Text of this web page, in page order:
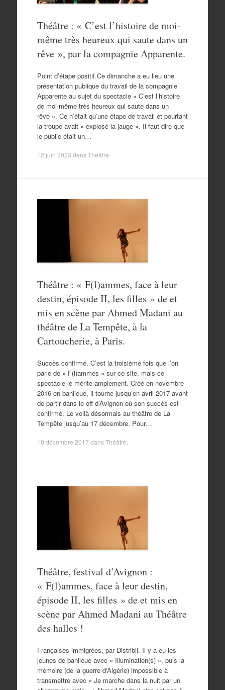
Théâtre : « C’est l’histoire de moi-
même très heureux qui saute dans un
rêve », par la compagnie Apparente.
Point d’étape positif.Ce dimanche a eu lieu une
présentation publique du travail de la compagnie
Apparente au sujet du spectacle « C’est l’histoire
de moi-même très heureux qui saute dans un
rêve ». Ce n’était qu’une étape de travail et pourtant
la troupe avait « explosé la jauge ». Il faut dire que
le public était un…
12 juin 2023 dansThéâtre
Théâtre : « F(l)ammes, face à leur
destin, épisode II, les filles » de et
mis en scène par Ahmed Madani au
théâtre de La Tempête, à la
Cartoucherie, à Paris.
Succès confirmé. C’est la troisième fois que l’on
parle de « F(l)ammes » sur ce site, mais ce
spectacle le mérite amplement. Créé en novembre
2016 en banlieue, il tourne jusqu’en avril 2017 avant
de partir dans le off d’Avignon où son succès est
confirmé. Le voilà désormais au théâtre de La
Tempête jusqu’au 17 décembre. Pour…
10 décembre 2017 dansThéâtre
Théâtre, festival d’Avignon :
« F(l)ammes, face à leur destin,
épisode II, les filles » de et mis en
scène par Ahmed Madani au Théâtre
des halles !
Françaises immigrées, par Distribil. Il y a eu les
jeunes de banlieue avec « Illumination(s) », puis la
mémoire (de la guerre d'Algérie) impossible à
transmettre avec « Je marche dans la nuit par un